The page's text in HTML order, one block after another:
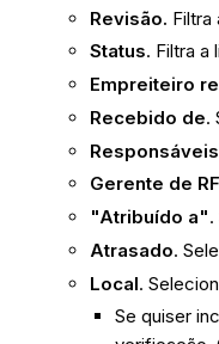
Revisão. Filtra
Status. Filtra a
Empreiteiro
Recebido de.
Responsáveis
Gerente de
"Atribuído a"
Atrasado.
Local.
Se quiser